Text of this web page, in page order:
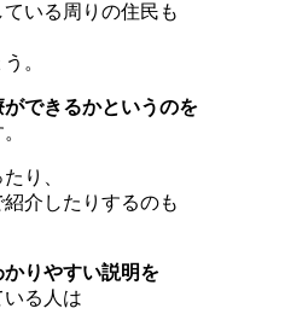
いる周りの住民も
。
できるかというのを
り、
介したりするのも
りやすい説明を
いる人は